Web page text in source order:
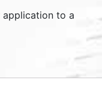
application to a